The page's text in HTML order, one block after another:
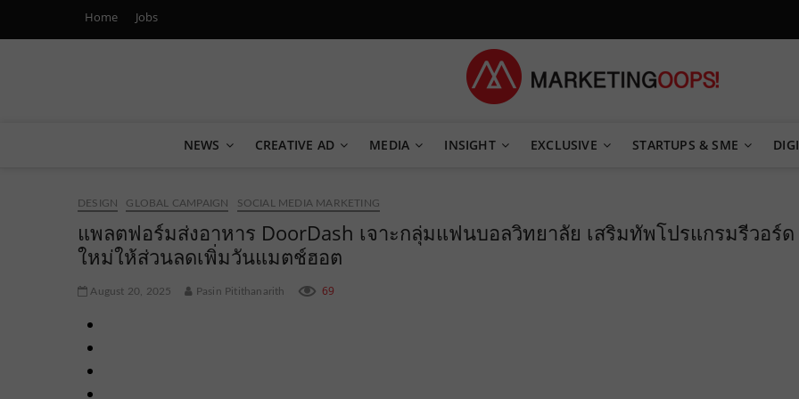
Home Jobs
Marketing Oops!
NEWS CREATIVE AD MEDIA INSIGHT EXCLUSIVE STARTUPS & SME
DESIGN GLOBAL CAMPAIGN SOCIAL MEDIA MARKETING
แพลตฟอร์มส่งอาหาร DoorDash เจาะกลุ่มแฟนบอลวิทยาลัย เสริมทัพโปรแกรมรีวอร์ด
ใหม่ให้ส่วนลดเพิ่มวันแมตช์ฮอต
August 20, 2025 Pasin Pitithanarith 69